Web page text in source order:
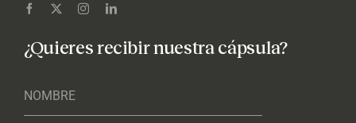
¿Quieres recibir nuestra cápsula?